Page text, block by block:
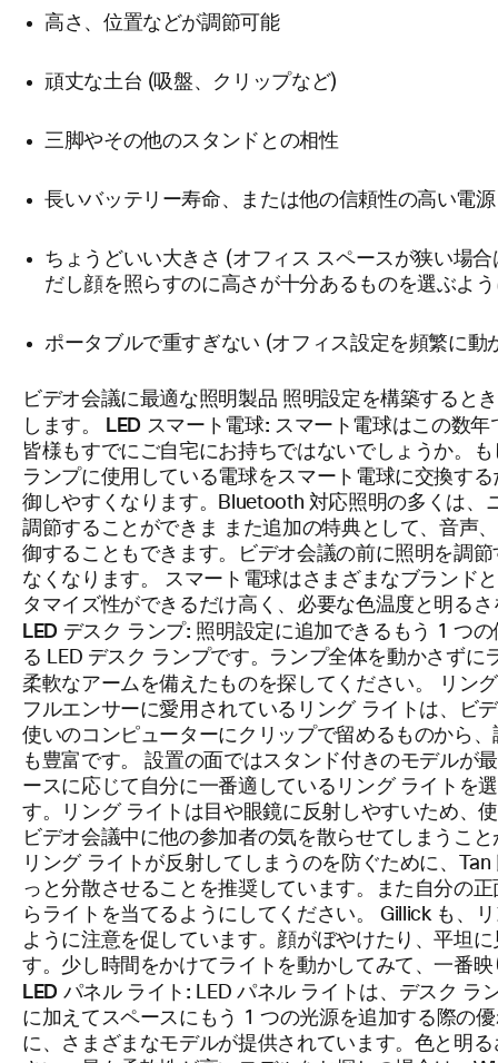
高さ、位置などが調節可能
頑丈な土台 (吸盤、クリップなど)
三脚やその他のスタンドとの相性
長いバッテリー寿命、または他の信頼性の高い電
ちょうどいい大きさ (オフィス スペースが狭い場
だし顔を照らすのに高さが十分あるものを選ぶよ
ポータブルで重すぎない (オフィス設定を頻繁に動
ビデオ会議に最適な照明製品 照明設定を構築すると
します。 LED スマート電球: スマート電球はこの数
皆様もすでにご自宅にお持ちではないでしょうか。
ランプに使用している電球をスマート電球に交換す
御しやすくなります。Bluetooth 対応照明の多くは、
調節することができま また追加の特典として、音声
御することもできます。ビデオ会議の前に照明を調
なくなります。 スマート電球はさまざまなブランド
タマイズ性ができるだけ高く、必要な色温度と明る
LED デスク ランプ: 照明設定に追加できるもう 1 つ
る LED デスク ランプです。ランプ全体を動かさず
柔軟なアームを備えたものを探してください。
リン
フルエンサーに愛用されているリング ライトは、ビ
使いのコンピューターにクリップで留めるものから
も豊富です。 設置の面ではスタンド付きのモデルが
ースに応じて自分に一番適しているリング ライトを
す。リング ライトは目や眼鏡に反射しやすいため、
ビデオ会議中に他の参加者の気を散らせてしまうこ
リング ライトが反射してしまうのを防ぐために、
っと分散させることを推奨しています。また自分の
らライトを当てるようにしてください。 Gillick も、
ように注意を促しています。顔がぼやけたり、平坦
す。少し時間をかけてライトを動かしてみて、一番
LED パネル ライト: LED パネル ライトは、デスク ラ
に加えてスペースにもう 1 つの光源を追加する際の
に、さまざまなモデルが提供されています。色と明